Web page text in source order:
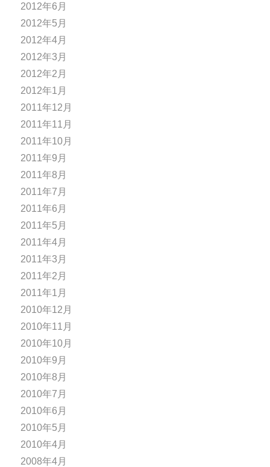
2012年6月
2012年5月
2012年4月
2012年3月
2012年2月
2012年1月
2011年12月
2011年11月
2011年10月
2011年9月
2011年8月
2011年7月
2011年6月
2011年5月
2011年4月
2011年3月
2011年2月
2011年1月
2010年12月
2010年11月
2010年10月
2010年9月
2010年8月
2010年7月
2010年6月
2010年5月
2010年4月
2008年4月